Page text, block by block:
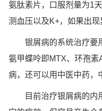
氨肽素片，口服剂量为1
测血压以及K+，如果出现
银屑病的系统治疗要
氨甲蝶呤即MTX、环孢
病，还可以用中医中药，
目前治疗银屑病的